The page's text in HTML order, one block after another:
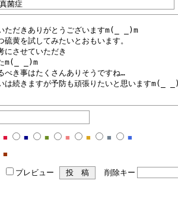
■ ■ ■ ■ ■ ■
■
■
プレビュー 削除キー